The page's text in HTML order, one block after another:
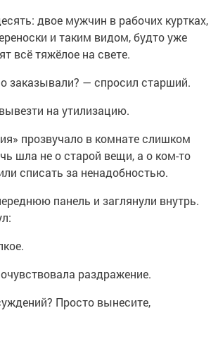
двое мужчин в рабочих куртках,
и таким видом, будто уже
всё тяжёлое на свете.
заказывали? — спросил старший.
на утилизацию.
прозвучало в комнате слишком
шла не о старой вещи, а о ком-то
списать за ненадобностью.
панель и заглянули внутрь.
раздражение.
Просто вынесите,